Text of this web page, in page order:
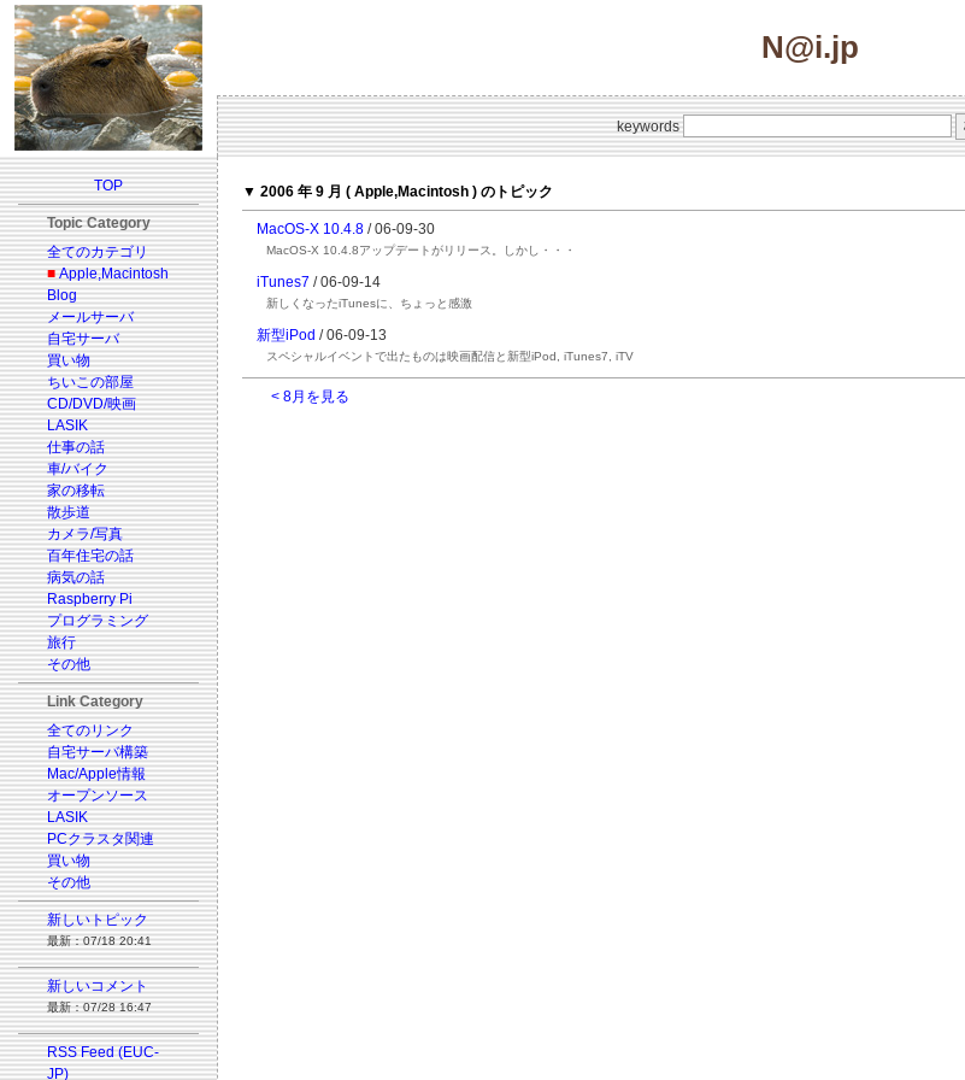
N@i.jp
keywords
TOP
Topic Category
全てのカテゴリ
■ Apple,Macintosh
Blog
メールサーバ
自宅サーバ
買い物
ちいこの部屋
CD/DVD/映画
LASIK
仕事の話
車/バイク
家の移転
散歩道
カメラ/写真
百年住宅の話
病気の話
Raspberry Pi
プログラミング
旅行
その他
Link Category
全てのリンク
自宅サーバ構築
Mac/Apple情報
オープンソース
LASIK
PCクラスタ関連
買い物
その他
新しいトピック
最新：07/18 20:41
新しいコメント
最新：07/28 16:47
RSS Feed (EUC-
JP)
▼ 2006 年 9 月 ( Apple,Macintosh ) のトピック
MacOS-X 10.4.8 / 06-09-30
MacOS-X 10.4.8アップデートがリリース。しかし・・・
iTunes7 / 06-09-14
新しくなったiTunesに、ちょっと感激
新型iPod / 06-09-13
スペシャルイベントで出たものは映画配信と新型iPod, iTunes7, iTV
< 8月を見る